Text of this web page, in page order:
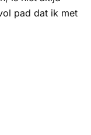
pad dat ik met